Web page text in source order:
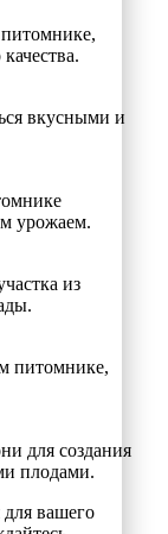
вкусными и
урожаем.
из
питомнике,
для создания
плодами.
вашего